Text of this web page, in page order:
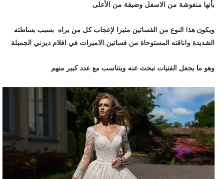
بأنها منفوشة من الاسفل وضيقة من الأعلى
ويكون هذا النوع من الفساتين مثيرا لإعجاب كل من يراه بسبب بساطته
الشديدة واناقته المستوحاة من فساتين الاميرات في افلام ديزني الجميلة
وهو ما يجعل الفتيات تبحث عنه ويتناسب مع عدد كبير منهم